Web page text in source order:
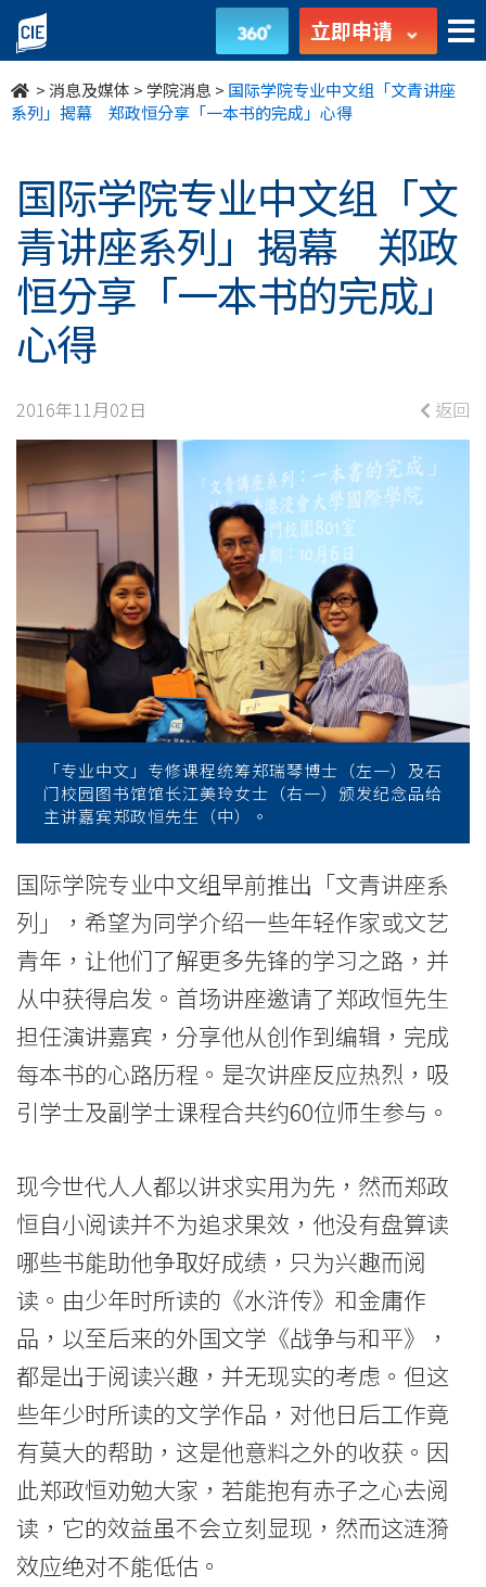
国
际
学
专
业
中
文
组
「文
青
讲
系
列」
揭
幕
政
恒
分
享
「一
本
的
完
成」
心
得
学
院
消
立即申请
>消息及媒体 >学院消息 > 国际学院专业中文组「文青讲座
系列」揭幕 郑政恒分享「一本书的完成」心得
国际学院专业中文组「文
青讲座系列」揭幕 郑政
恒分享「一本书的完成」
心得
2016年11月02日 返回
「专业中文」专修课程统筹郑瑞琴博士（左一）及石
门校园图书馆馆长江美玲女士（右一）颁发纪念品给
主讲嘉宾郑政恒先生（中）。
国际学院专业中文组早前推出「文青讲座系
列」，希望为同学介绍一些年轻作家或文艺
青年，让他们了解更多先锋的学习之路，并
从中获得启发。首场讲座邀请了郑政恒先生
担任演讲嘉宾，分享他从创作到编辑，完成
每本书的心路历程。是次讲座反应热烈，吸
引学士及副学士课程合共约60位师生参与。
现今世代人人都以讲求实用为先，然而郑政
恒自小阅读并不为追求果效，他没有盘算读
哪些书能助他争取好成绩，只为兴趣而阅
读。由少年时所读的《水浒传》和金庸作
品，以至后来的外国文学《战争与和平》，
都是出于阅读兴趣，并无现实的考虑。但这
些年少时所读的文学作品，对他日后工作竟
有莫大的帮助，这是他意料之外的收获。因
此郑政恒劝勉大家，若能抱有赤子之心去阅
读，它的效益虽不会立刻显现，然而这涟漪
效应绝对不能低估。